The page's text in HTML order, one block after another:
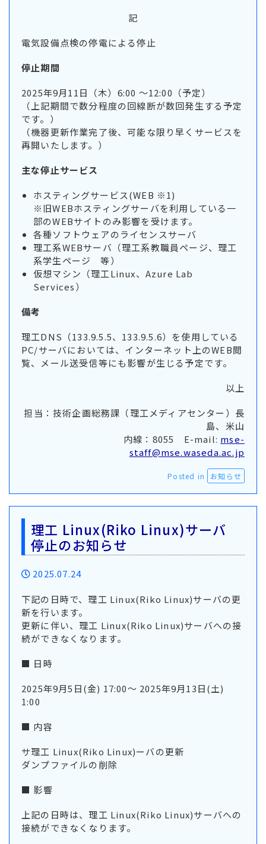
記
電気設備点検の停電による停止
停止期間
2025年9月11日（木）6:00 ～12:00（予定）
（上記期間で数分程度の回線断が数回発生する予定
です。）
（機器更新作業完了後、可能な限り早くサービスを
再開いたします。）
主な停止サービス
ホスティングサービス(WEB ※1)
※旧WEBホスティングサーバを利用している一
部のWEBサイトのみ影響を受けます。
各種ソフトウェアのライセンスサーバ
理工系WEBサーバ（理工系教職員ページ、理工
系学生ページ 等）
仮想マシン（理工Linux、Azure Lab
Services）
備考
理工DNS（133.9.5.5、133.9.5.6）を使用している
PC/サーバにおいては、インターネット上のWEB閲
覧、メール送受信等にも影響が生じる予定です。
以上
担当：技術企画総務課（理工メディアセンター）長
島、米山
内線：8055 E-mail: mse-
staff@mse.waseda.ac.jp
Posted in お知らせ
理工 Linux(Riko Linux)サーバ
停止のお知らせ
2025.07.24
下記の日時で、理工 Linux(Riko Linux)サーバの更
新を行います。
更新に伴い、理工 Linux(Riko Linux)サーバへの接
続ができなくなります。
■ 日時
2025年9月5日(金) 17:00〜 2025年9月13日(土)
1:00
■ 内容
サ理工 Linux(Riko Linux)ーバの更新
ダンプファイルの削除
■ 影響
上記の日時は、理工 Linux(Riko Linux)サーバへの
接続ができなくなります。